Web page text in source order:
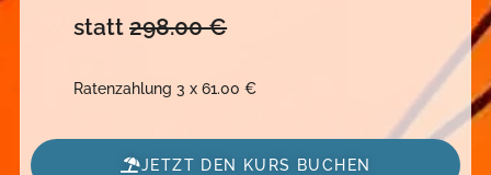
statt298.00 €
Ratenzahlung 3 x 61.00 €
JETZT DEN KURS BUCHEN